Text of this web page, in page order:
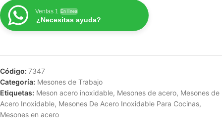
Ventas 1 En línea
¿Necesitas ayuda?
Código: 7347
Categoría: Mesones de Trabajo
Etiquetas: Meson acero inoxidable, Mesones de acero, Mesones de
Acero Inoxidable, Mesones De Acero Inoxidable Para Cocinas,
Mesones en acero